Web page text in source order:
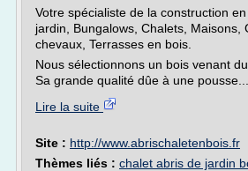
Votre spécialiste de la construction
jardin, Bungalows, Chalets, Maisons,
chevaux, Terrasses en bois.
Nous sélectionnons un bois venant
Sa grande qualité dûe à une pousse...
Lire la suite
Site : http://www.abrischaletenbois.fr
Thèmes liés : chalet abris de jardin